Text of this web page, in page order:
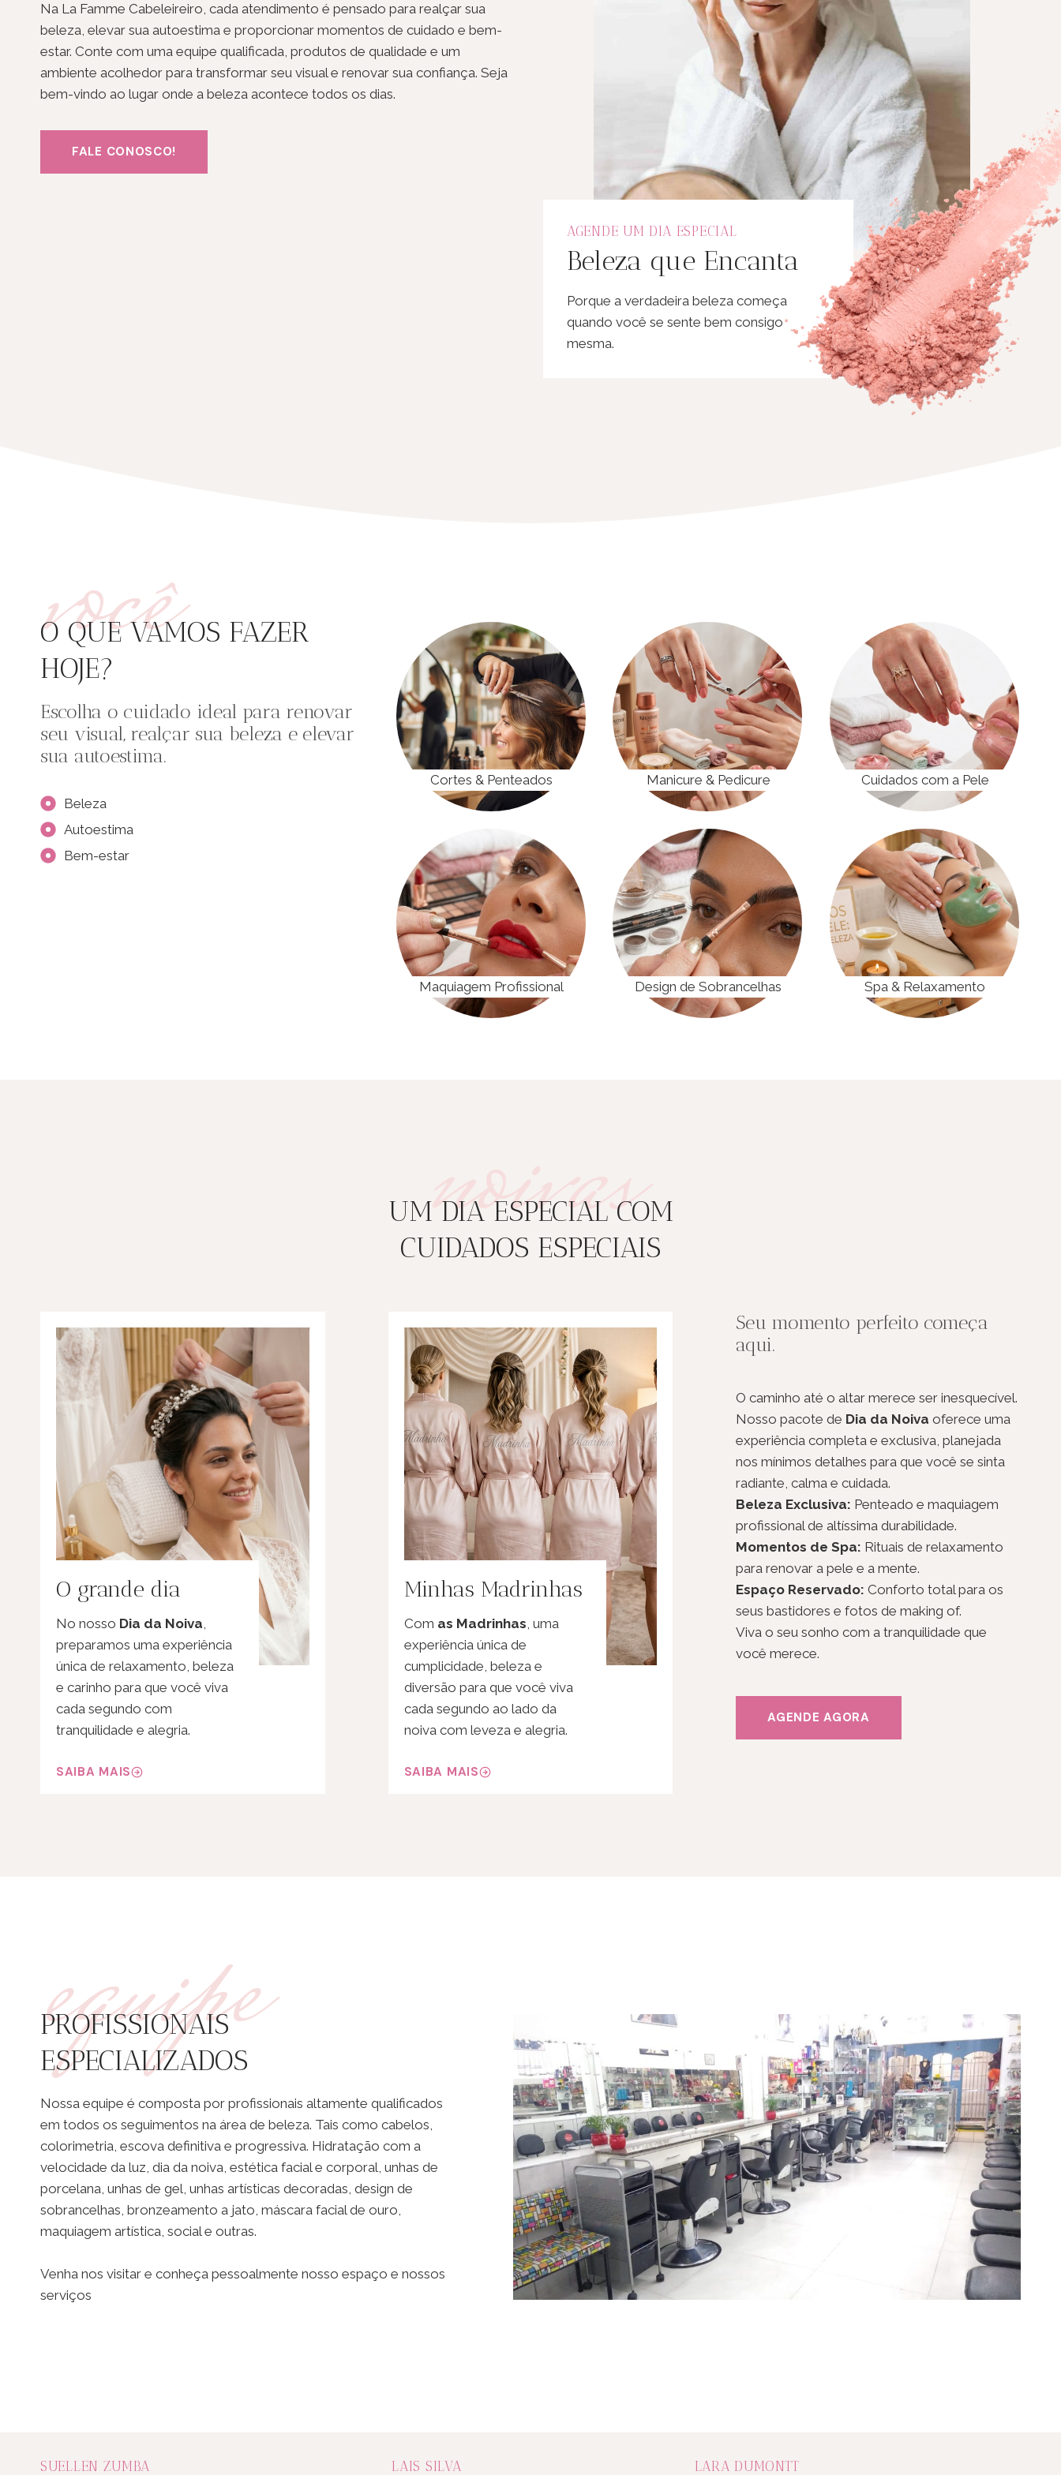
Na La Famme Cabeleireiro, cada atendimento é pensado para realçar sua
beleza, elevar sua autoestima e proporcionar momentos de cuidado e bem-
estar. Conte com uma equipe qualificada, produtos de qualidade e um
ambiente acolhedor para transformar seu visual e renovar sua confiança. Seja
bem-vindo ao lugar onde a beleza acontece todos os dias.
FALE CONOSCO!
AGENDE UM DIA ESPECIAL
Beleza que Encanta
Porque a verdadeira beleza começa
quando você se sente bem consigo
mesma.
você
O QUE VAMOS FAZER
HOJE?
Escolha o cuidado ideal para renovar
seu visual, realçar sua beleza e elevar
sua autoestima.
Beleza
Autoestima
Bem-estar
Cortes & Penteados Manicure & Pedicure Cuidados com a Pele
Maquiagem Profissional Design de Sobrancelhas Spa & Relaxamento
noivas
UM DIA ESPECIAL COM
CUIDADOS ESPECIAIS
O grande dia
No nosso Dia da Noiva
preparamos uma experiência
única de relaxamento, beleza
e carinho para que você viva
cada segundo com
tranquilidade e alegria.
SAIBA MAIS
Minhas Madrinhas
Com as Madrinhas , uma
experiência única de
cumplicidade, beleza e
diversão para que você viva
cada segundo ao lado da
noiva com leveza e alegria.
SAIBA MAIS
Seu momento perfeito começa
aqui.
O caminho até o altar merece ser inesquecível.
Nosso pacote de Dia da Noiva oferece uma
experiência completa e exclusiva, planejada
nos mínimos detalhes para que você se sinta
radiante, calma e cuidada.
Beleza Exclusiva: Penteado e maquiagem
profissional de altíssima durabilidade.
Momentos de Spa: Rituais de relaxamento
para renovar a pele e a mente.
Espaço Reservado: Conforto total para os
seus bastidores e fotos de making of.
Viva o seu sonho com a tranquilidade que
você merece.
AGENDE AGORA
equipe
PROFISSIONAIS
ESPECIALIZADOS
Nossa equipe é composta por profissionais altamente qualificados
em todos os seguimentos na área de beleza. Tais como cabelos,
colorimetria, escova definitiva e progressiva. Hidratação com a
velocidade da luz, dia da noiva, estética facial e corporal, unhas de
porcelana, unhas de gel, unhas artísticas decoradas, design de
sobrancelhas, bronzeamento a jato, máscara facial de ouro,
maquiagem artística, social e outras.
Venha nos visitar e conheça pessoalmente nosso espaço e nossos
serviços
SUELLEN ZUMBA LAIS SILVA LARA DUMONTT